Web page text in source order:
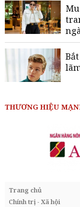
THƯƠNG HIỆU
Trang chủ
Chính trị - Xã hội